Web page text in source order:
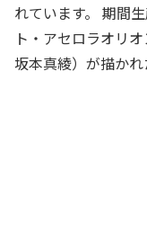
れています。 期間
ト・アセロラオリ
坂本真綾）が描かれ